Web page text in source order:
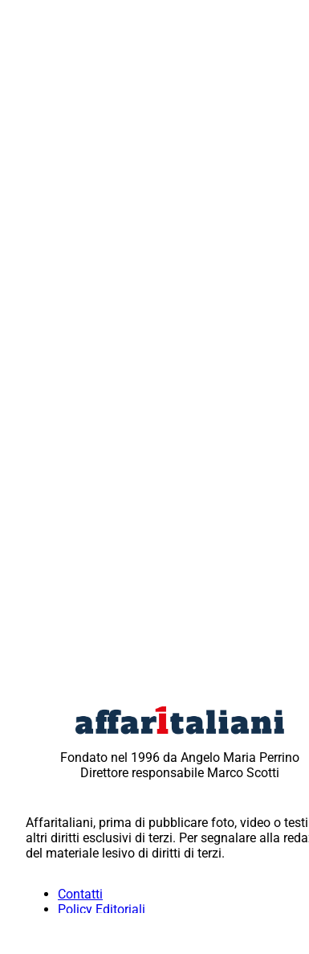
Fondato nel 1996 da Angelo Maria Perrino
Direttore responsabile Marco Scotti
Affaritaliani, prima di pubblicare foto, video o
altri diritti esclusivi di terzi. Per segnalare alla
del materiale lesivo di diritti di terzi.
Contatti
Policy Editoriali